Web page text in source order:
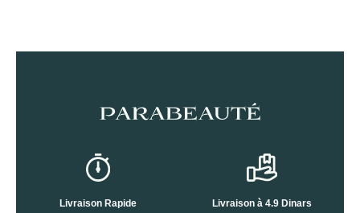
Livraison Rapide
Livraison à 4.9 Dinars